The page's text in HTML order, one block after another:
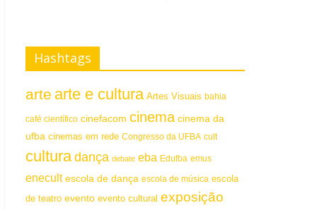
Hashtags
arte arte e cultura Artes Visuais bahia
café científico cinefacom cinema cinema da
ufba cinemas em rede Congresso da UFBA cult
cultura dança debate eba Edufba emus
enecult escola de dança escola de música escola
de teatro evento evento cultural exposição